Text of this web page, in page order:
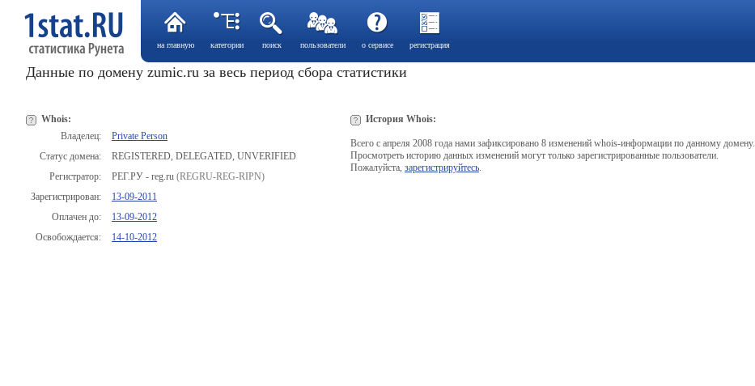
на главную категории поиск пользователи о сервисе регистрация
Данные по домену zumic.ru за весь период сбора статистики
Whois:
Владелец:
Private Person
Статус домена:
REGISTERED, DELEGATED, UNVERIFIED
Регистратор:
РЕГ.РУ - reg.ru (REGRU-REG-RIPN)
Зарегистрирован:
13-09-2011
Оплачен до:
13-09-2012
Освобождается:
14-10-2012
История Whois:
Всего с апреля 2008 года нами зафиксировано 8 изменений whois-информации по данному домену.
Просмотреть историю данных изменений могут только зарегистрированные пользователи.
Пожалуйста, зарегистрируйтесь.